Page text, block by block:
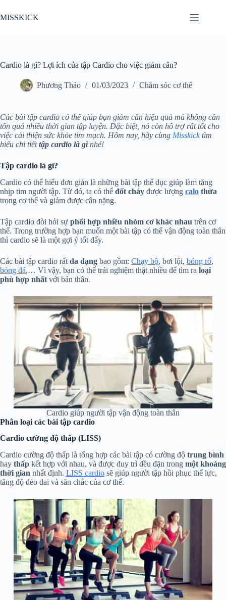
đến
phần
MISSKICK
Cardio là gì? Lợi ích của tập Cardio cho việc giảm cân?
Phương Thảo 01/03/2023 Chăm sóc cơ thể
Các bài tập cardio có thể giúp bạn giảm cân hiệu quả mà không cần
tốn quá nhiều thời gian tập luyện. Đặc biệt, nó còn hỗ trợ rất tốt cho
việc cải thiện sức khỏe tim mạch. Hôm nay, hãy cùng Misskicktìm
hiểu chi tiếttập cardio là gì nhé!
Tập cardio là gì?
Cardio có thể hiểu đơn giản là những bài tập thể dục giúp làm tăng
nhịp tim người tập. Từ đó, ta có thể đốt cháy được lượng calo thừa
trong cơ thể và giảm được cân nặng.
Tập cardio đòi hỏi sự phối hợp nhiều nhóm cơ khác nhau trên cơ
thể. Trong trường hợp bạn muốn một bài tập có thể vận động toàn thân
thì cardio sẽ là một gợi ý tốt đấy.
Các bài tập cardio rất đa dạng bao gồm: Chạy bộ, bơi lội, bóng rổ,
bóng đá,… Vì vậy, bạn có thể trải nghiệm thật nhiều để tìm ra loại
phù hợp nhất với bản thân.
Cardio giúp người tập vận động toàn thân
Phân loại các bài tập cardio
Cardio cường độ thấp (LISS)
Cardio cường độ thấp là tổng hợp các bài tập có cường độ trung bình
hay thấp kết hợp với nhau, và được duy trì đều đặn trong một khoảng
thời gian nhất định. LISS cardio sẽ giúp người tập hồi phục thể lực,
tăng độ dẻo dai và săn chắc của cơ thể.